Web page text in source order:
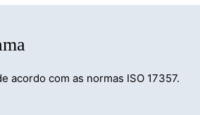
acordo com as normas ISO 17357.